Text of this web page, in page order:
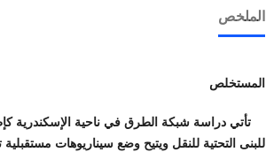
الملخص
المستخلص
تأتي دراسة شبكة الطرق في ناحية الإسكندرية
للبنى التحتية للنقل ويتيح وضع سيناريوهات